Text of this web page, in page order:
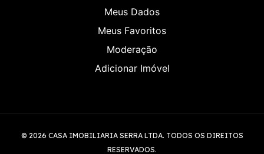
Meus Dados
Meus Favoritos
Moderação
Adicionar Imóvel
© 2026 CASA IMOBILIARIA SERRA LTDA. TODOS OS DIREITOS
RESERVADOS.